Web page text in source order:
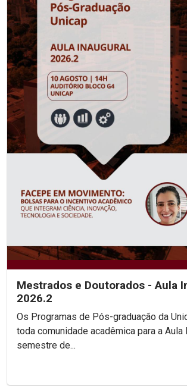
Mestrados e Doutorados - Aula
2026.2
Os Programas de Pós-graduação da
toda comunidade acadêmica para a Aula
semestre de...